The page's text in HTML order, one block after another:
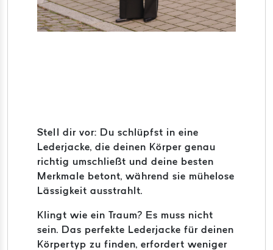
Stell dir vor: Du schlüpfst in eine
Lederjacke, die deinen Körper genau
richtig umschließt und deine besten
Merkmale betont, während sie mühelose
Lässigkeit ausstrahlt.
Klingt wie ein Traum? Es muss nicht
sein. Das perfekte Lederjacke für deinen
Körpertyp zu finden, erfordert weniger